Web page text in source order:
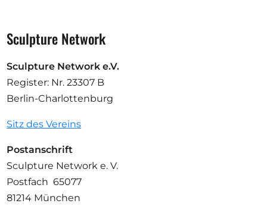
Sculpture Network
Sculpture Network e.V.
Register: Nr. 23307 B
Berlin-Charlottenburg
Sitz des Vereins
Postanschrift
Sculpture Network e. V.
Postfach 65077
81214 München